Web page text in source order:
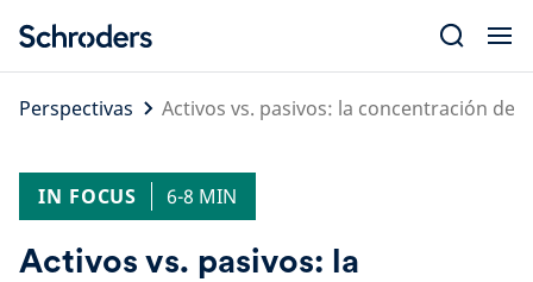
content
Perspectivas
Activos vs. pasivos: la concentración de
IN FOCUS 6-8 MIN
Activos vs. pasivos: la